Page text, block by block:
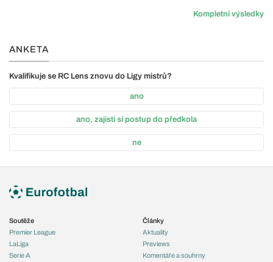
Kompletní výsledky
ANKETA
Kvalifikuje se RC Lens znovu do Ligy mistrů?
ano
ano, zajistí si postup do předkola
ne
Soutěže
Premier League
LaLiga
Serie A
Články
Aktuality
Previews
Komentáře a souhrny